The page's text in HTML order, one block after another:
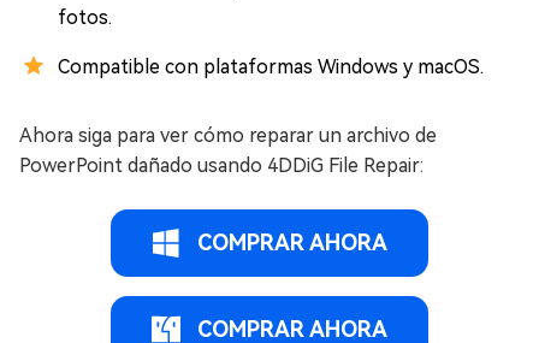
fotos.
Compatible con plataformas Windows y macOS.
Ahora siga para ver cómo reparar un archivo de
PowerPoint dañado usando 4DDiG File Repair:
COMPRAR AHORA
COMPRAR AHORA